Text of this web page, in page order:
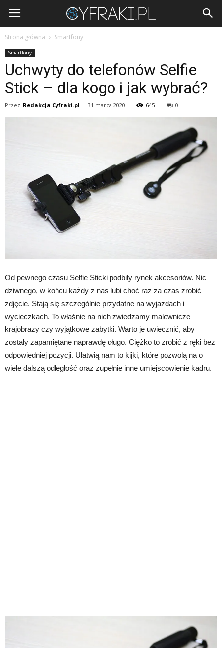
Cyfraki.pl
Strona główna Smartfony
Smartfony
Uchwyty do telefonów Selfie
Stick – dla kogo i jak wybrać?
Przez Redakcja Cyfraki.pl - 31 marca 2020 645 0
Od pewnego czasu Selfie Sticki podbiły rynek akcesoriów. Nic
dziwnego, w końcu każdy z nas lubi choć raz za czas zrobić
zdjęcie. Stają się szczególnie przydatne na wyjazdach i
wycieczkach. To właśnie na nich zwiedzamy malownicze
krajobrazy czy wyjątkowe zabytki. Warto je uwiecznić, aby
zostały zapamiętane naprawdę długo. Ciężko to zrobić z ręki bez
odpowiedniej pozycji. Ułatwią nam to kijki, które pozwolą na o
wiele dalszą odległość oraz zupełnie inne umiejscowienie kadru.